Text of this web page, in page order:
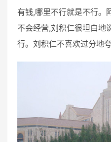
有钱,哪里不行就是不行。
不会经营,刘积仁很坦白地
行。刘积仁不喜欢过分地夸